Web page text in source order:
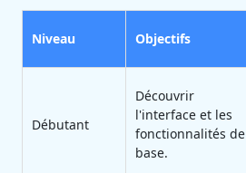
Niveau Objectifs
Débutant
Découvrir
l'interface et les
fonctionnalités de
base.